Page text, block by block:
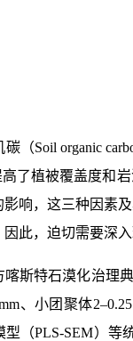
（Soil organic
了植被覆盖度和
影响，这三种因素
此，迫切需要深
喀斯特石漠化治理
、小团聚体
型（PLS-SEM）